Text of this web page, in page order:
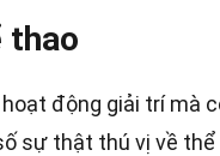
thao
động giải trí mà
sự thật thú vị về thể